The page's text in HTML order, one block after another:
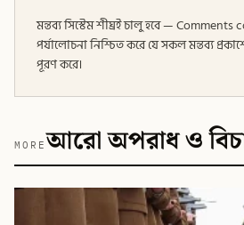
মন্তব্য সিস্টেম শীঘ্রই চালু হবে —
পর্যালোচনা নিশ্চিত করে যে সকল মন্তব্য
পূরণ করে।
MOREআরো অপরাধ ও